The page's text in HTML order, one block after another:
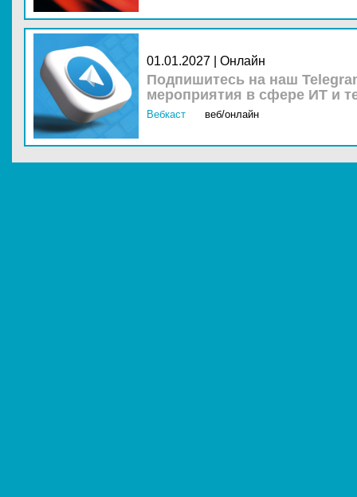
01.01.2027 | Онлайн
Подпишитесь на наш
мероприятия в сфере ИТ и
Вебкаст веб/онлайн